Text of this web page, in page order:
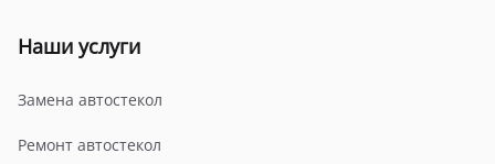
Наши услуги
Замена автостекол
Ремонт автостекол